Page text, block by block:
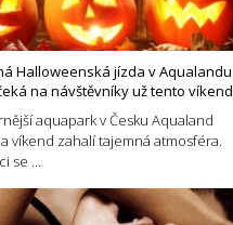
Halloweenská jízda v Aqualandu
na návštěvníky už tento víkend
aquapark v Česku Aqualand
víkend zahalí tajemná atmosféra.
se ...